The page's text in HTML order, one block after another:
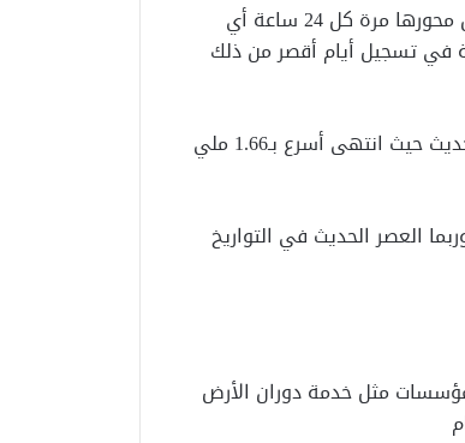
وكشفت الجمعية الفلكية بجدة فى تقرير لها، أن الأرض تدور حول محورها مرة كل 24 ساعة أي
فائقة الدقة في تسجيل أيام أقصر من ذلك
على سبيل المثال سجل يوم 5 يوليو 2024 أقصر يوم في التاريخ الحديث حيث انتهى أسرع بـ1.66 ملي
العصر الحديث في التواريخ
مثل خدمة دوران الأرض